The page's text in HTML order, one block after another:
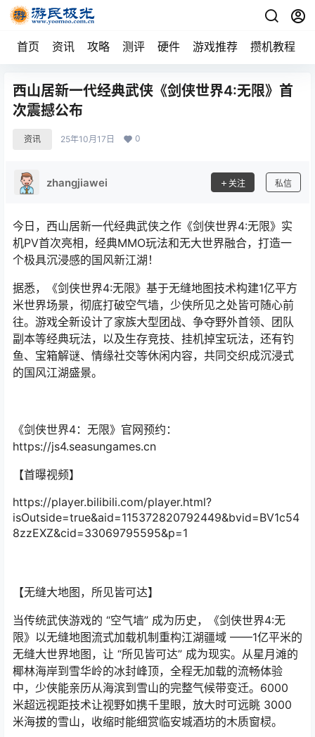
首页 资讯 攻略 测评 硬件 游戏推荐 攒机教程
西山居新一代经典武侠《剑侠世界4:无限》首
次震撼公布
资讯 25年10月17日 0
zhangjiawei 关注 私信
今日，西山居新一代经典武侠之作《剑侠世界4:无限》实
机PV首次亮相，经典MMO玩法和无大世界融合，打造一
个极具沉浸感的国风新江湖！
据悉，《剑侠世界4:无限》基于无缝地图技术构建1亿平方
米世界场景，彻底打破空气墙，少侠所见之处皆可随心前
往。游戏全新设计了家族大型团战、争夺野外首领、团队
副本等经典玩法，以及生存竞技、挂机掉宝玩法，还有钓
鱼、宝箱解谜、情缘社交等休闲内容，共同交织成沉浸式
的国风江湖盛景。
《剑侠世界4：无限》官网预约：
https://js4.seasungames.cn
【首曝视频】
https://player.bilibili.com/player.html?
isOutside=true&aid=115372820792449&bvid=BV1c54
8zzEXZ&cid=33069795595&p=1
【无缝大地图，所见皆可达】
当传统武侠游戏的 “空气墙” 成为历史，《剑侠世界4:无
限》以无缝地图流式加载机制重构江湖疆域 ——1亿平米的
无缝大世界地图，让 “所见皆可达” 成为现实。从星月滩的
椰林海岸到雪华岭的冰封峰顶，全程无加载的流畅体验
中，少侠能亲历从海滨到雪山的完整气候带变迁。6000
米超远视距技术让视野如携千里眼，放大时可远眺 3000
米海拔的雪山，收缩时能细赏临安城酒坊的木质窗棂。